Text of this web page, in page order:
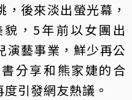
後來淡出螢光幕，
，5年前以女團出
演藝事業，鮮少再公
分享和熊家婕的合
引發網友熱議。